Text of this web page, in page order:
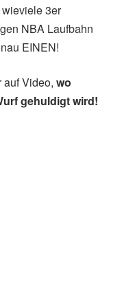
3er
NBA Laufbahn
EINEN!
auf Video,wo
gehuldigt wird!